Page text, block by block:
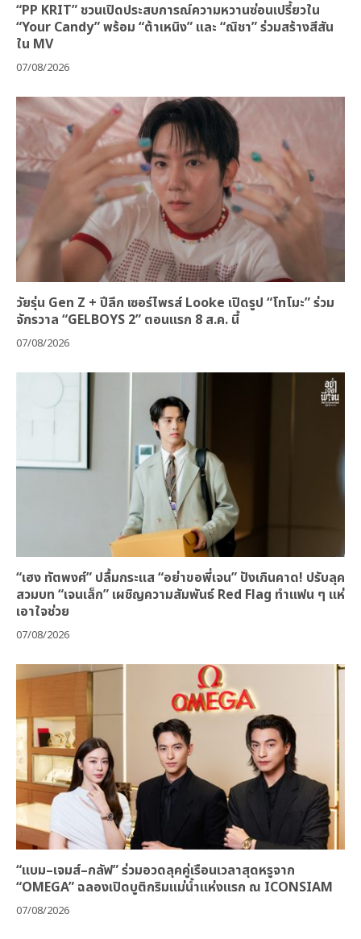
“PP KRIT” ชวนเปิดประสบการณ์ความหวานซ่อนเปรี้ยวใน
“Your Candy” พร้อม “ต้าเหนิง” และ “ณิชา” ร่วมสร้างสีสัน
ใน MV
07/08/2026
วัยรุ่น Gen Z + ปีลึก เซอร์ไพรส์ Looke เปิดรูป “โทโมะ” ร่วม
จักรวาล “GELBOYS 2” ตอนแรก 8 ส.ค. นี้
07/08/2026
“เฮง ทัตพงศ์” ปลื้มกระแส “อย่าขอพี่เจน” ปังเกินคาด! ปรับลุค
สวมบท “เจนเล็ก” เผชิญความสัมพันธ์ Red Flag ทำแฟน ๆ แห่
เอาใจช่วย
07/08/2026
“แบม–เจมส์–กลัฟ” ร่วมอวดลุคคู่เรือนเวลาสุดหรูจาก
“OMEGA” ฉลองเปิดบูติกริมแม่น้ำแห่งแรก ณ ICONSIAM
07/08/2026